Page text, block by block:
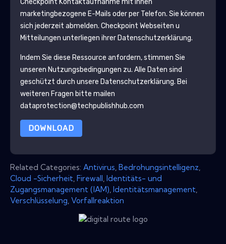
marketingbezogene E-Mails oder per Telefon. Sie können
sich jederzeit abmelden. Checkpoint Webseiten u
Mitteilungen unterliegen ihrer Datenschutzerklärung.
Indem Sie diese Ressource anfordern, stimmen Sie
unseren Nutzungsbedingungen zu. Alle Daten sind
geschützt durch unsere Datenschutzerklärung. Bei
weiteren Fragen bitte mailen
dataprotection@techpublishhub.com
DOWNLOAD
Related Categories: Antivirus Bedrohungsintelligenz
Cloud -Sicherheit Firewall Identitäts- und
Zugangsmanagement (IAM) Identitätsmanagement
Verschlüsselung Vorfallreaktion